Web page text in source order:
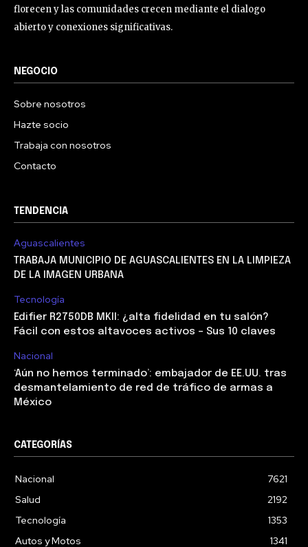
florecen y las comunidades crecen mediante el dialogo
abierto y conexiones significativas.
NEGOCIO
Sobre nosotros
Hazte socio
Trabaja con nosotros
Contacto
TENDENCIA
Aguascalientes
TRABAJA MUNICIPIO DE AGUASCALIENTES EN LA LIMPIEZA
DE LA IMAGEN URBANA
Tecnología
Edifier R2750DB MKII: ¿alta fidelidad en tu salón?
Fácil con estos altavoces activos – Sus 10 claves
Nacional
‘Aún no hemos terminado’: embajador de EE.UU. tras
desmantelamiento de red de tráfico de armas a
México
CATEGORÍAS
Nacional
7621
Salud
2192
Tecnología
1353
Autos y Motos
1341